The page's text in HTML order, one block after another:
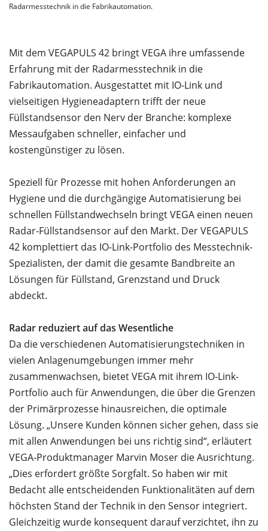
Radarmesstechnik in die Fabrikautomation.
Mit dem VEGAPULS 42 bringt VEGA ihre umfassende
Erfahrung mit der Radarmesstechnik in die
Fabrikautomation. Ausgestattet mit IO-Link und
vielseitigen Hygieneadaptern trifft der neue
Füllstandsensor den Nerv der Branche: komplexe
Messaufgaben schneller, einfacher und
kostengünstiger zu lösen.
Speziell für Prozesse mit hohen Anforderungen an
Hygiene und die durchgängige Automatisierung bei
schnellen Füllstandwechseln bringt VEGA einen neuen
Radar-Füllstandsensor auf den Markt. Der VEGAPULS
42 komplettiert das IO-Link-Portfolio des Messtechnik-
Spezialisten, der damit die gesamte Bandbreite an
Lösungen für Füllstand, Grenzstand und Druck
abdeckt.
Radar reduziert auf das Wesentliche
Da die verschiedenen Automatisierungstechniken in
vielen Anlagenumgebungen immer mehr
zusammenwachsen, bietet VEGA mit ihrem IO-Link-
Portfolio auch für Anwendungen, die über die Grenzen
der Primärprozesse hinausreichen, die optimale
Lösung. „Unsere Kunden können sicher gehen, dass sie
mit allen Anwendungen bei uns richtig sind“, erläutert
VEGA-Produktmanager Marvin Moser die Ausrichtung.
„Dies erfordert größte Sorgfalt. So haben wir mit
Bedacht alle entscheidenden Funktionalitäten auf dem
höchsten Stand der Technik in den Sensor integriert.
Gleichzeitig wurde konsequent darauf verzichtet, ihn zu